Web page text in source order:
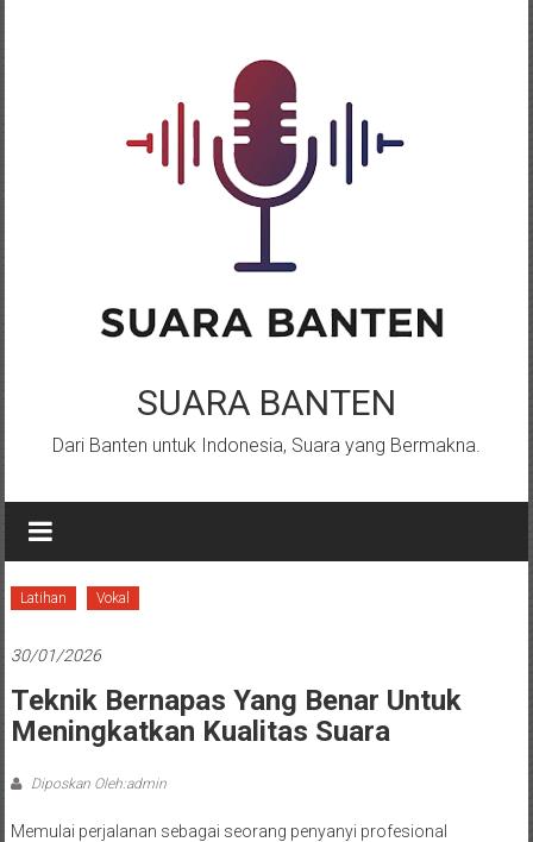
SUARA BANTEN
Dari Banten untuk Indonesia, Suara yang Bermakna.
Latihan Vokal
30/01/2026
Teknik Bernapas Yang Benar Untuk
Meningkatkan Kualitas Suara
Diposkan Oleh:admin
Memulai perjalanan sebagai seorang penyanyi profesional